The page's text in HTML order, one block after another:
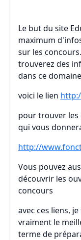
Le but du site
maximum
sur les
trouverez des
dans ce domaine
voici le lien
pour trouver les
qui vous
http://
Vous pouvez
découvrir les
concours
avec ces liens,
vraiment le
terme de